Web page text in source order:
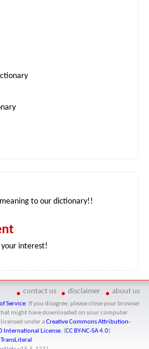
to our dictionary!!
interest!
contact us disclaimer about us
Service. If you disagree, please close your browser
might have downloaded on your computer.
licensed under aCreative Commons Attribution-
International License. (CC BY-NC-SA 4.0)
TransLiteral